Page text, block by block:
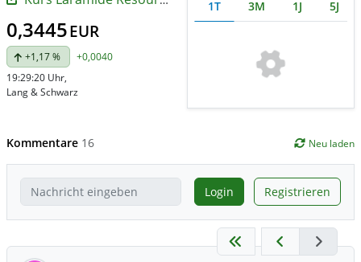
0,3445EUR
+1,17 %
+0,0040
19:29:20 Uhr,
Lang & Schwarz
1T 3M 1J 5J
Kommentare 16 Neu laden
Login Registrieren